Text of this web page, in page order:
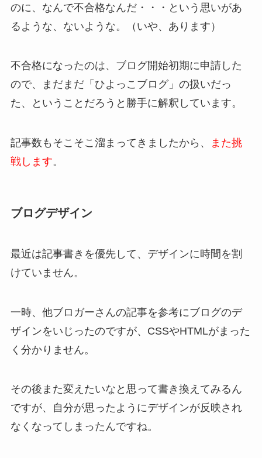
のに、なんで不合格なんだ・・・という思いがあ
るような、ないような。（いや、あります）
不合格になったのは、ブログ開始初期に申請した
ので、まだまだ「ひよっこブログ」の扱いだっ
た、ということだろうと勝手に解釈しています。
記事数もそこそこ溜まってきましたから、
また挑
戦します。
ブログデザイン
最近は記事書きを優先して、デザインに時間を割
けていません。
一時、他ブロガーさんの記事を参考にブログのデ
ザインをいじったのですが、CSSやHTMLがまった
く分かりません。
その後また変えたいなと思って書き換えてみるん
ですが、自分が思ったようにデザインが反映され
なくなってしまったんですね。